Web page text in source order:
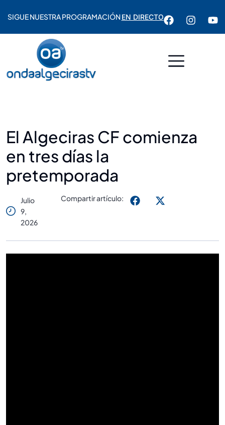
SIGUE NUESTRA PROGRAMACIÓNEN DIRECTO
El Algeciras CF comienza
en tres días la
pretemporada
Julio
9,
2026
Compartir artículo: